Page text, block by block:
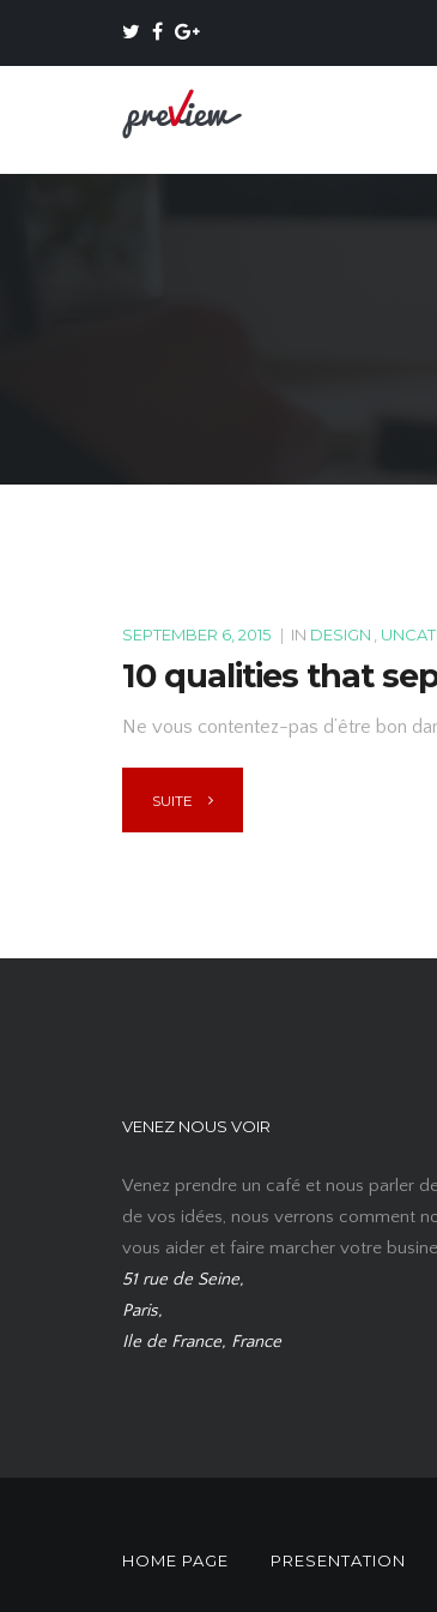
SEPTEMBER 6, 2015 | IN DESIGN
10 qualities that
Ne vous contentez-pas d’être bon
SUITE
VENEZ NOUS VOIR
Venez prendre un café et nous parler
de vos idées, nous verrons comment
vous aider et faire marcher votre
51 rue de Seine,
Paris,
Ile de France, France
HOME PAGE PRESENTATION